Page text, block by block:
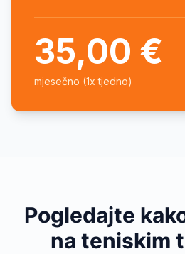
35,00 €
mjesečno (1x tjedno)
Pogledajte
na teniskim